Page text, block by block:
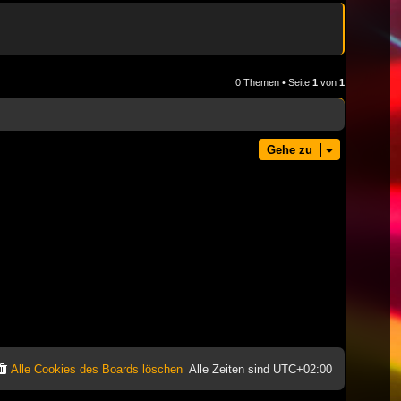
0 Themen • Seite 1 von 1
Gehe zu
Alle Zeiten sind UTC+02:00
Alle Cookies des Boards löschen